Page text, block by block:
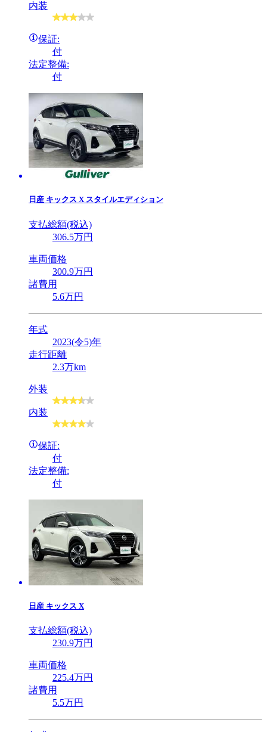
内装
保証:
付
法定整備:
付
日産 キックス X スタイルエディション
支払総額(税込)
306.5万円
車両価格
300.9万円
諸費用
5.6万円
年式
2023(令5)年
走行距離
2.3万km
外装
内装
保証:
付
法定整備:
付
日産 キックス X
支払総額(税込)
230.9万円
車両価格
225.4万円
諸費用
5.5万円